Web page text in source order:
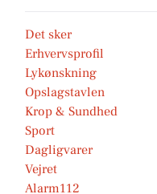
Det sker
Erhvervsprofil
Lykønskning
Opslagstavlen
Krop & Sundhed
Sport
Dagligvarer
Vejret
Alarm112